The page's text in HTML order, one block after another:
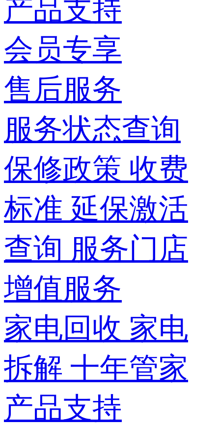
产品支持
会员专享
售后服务
服务状态查询
保修政策 收费
标准 延保激活
查询 服务门店
增值服务
家电回收 家电
拆解 十年管家
产品支持